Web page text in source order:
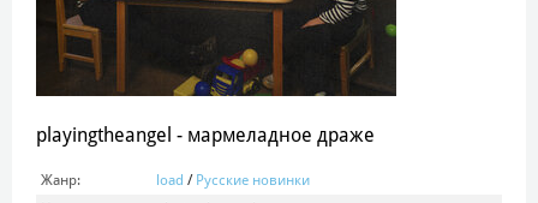
playingtheangel - мармеладное драже
Жанр: load / Русские новинки